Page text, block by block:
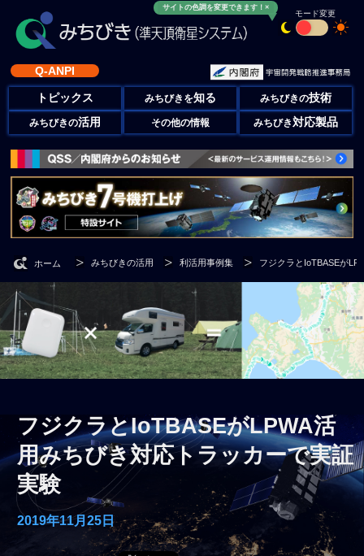
サイトの色調を変更できます！×
モード変更
Q-ANPI
トピックス みちびきを知る みちびきの技術
みちびきの活用 その他の情報 みちびき対応製品
ホーム みちびきの活用 利活用事例集 フジクラとIoTBASEが
フジクラとIoTBASEがLPWA活
用みちびき対応トラッカーで実証
実験
2019年11月25日